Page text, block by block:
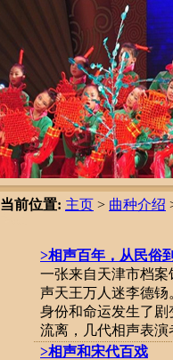
当前位置: 主页 > 曲种介绍
>相声百年，从民俗
一张来自天津市档
声天王万人迷李德
身份和命运发生了
流离，几代相声表演
>相声和宋代百戏